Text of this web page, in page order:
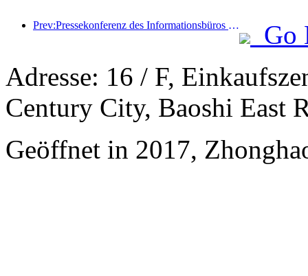
Prev:Pressekonferenz des Informationsbüros des Staatsrats: Die grenzüberschreitenden Reiseeinnahmen meines Landes stiegen im ersten Halbjahr dieses Jahres um 42 %
Go
Adresse: 16 / F,
Century City, Baoshi East
Geöffnet in 2017,